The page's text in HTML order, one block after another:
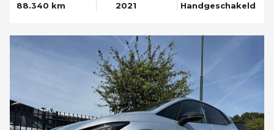
88.340 km
2021
Handgeschakeld